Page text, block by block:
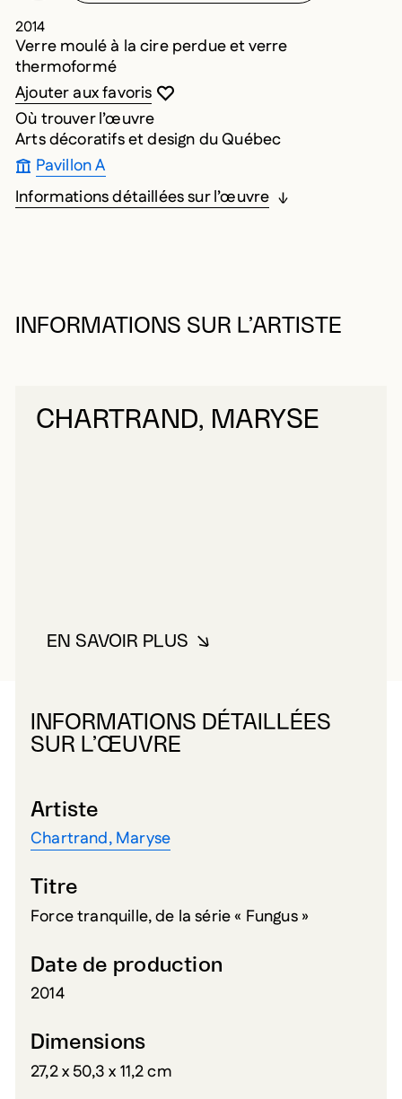
2014
Verre moulé à la cire perdue et verre
thermoformé
Vous devez être connecté pour ajouter
Fermer la modale
Ouvrir la modale
Ajouter aux favoris
Où trouver l’œuvre
Arts décoratifs et design du Québec
Pavillon A
Informations détaillées sur l’œuvre
INFORMATIONS SUR L’ARTISTE
CHARTRAND, MARYSE
EN SAVOIR PLUSÀ PROPOS DE CHARTRAND,
INFORMATIONS DÉTAILLÉES
SUR L’ŒUVRE
Artiste
Chartrand, Maryse
Titre
Force tranquille, de la série « Fungus »
Date de production
2014
Dimensions
27,2 x 50,3 x 11,2 cm